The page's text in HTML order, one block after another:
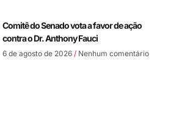
Comitê do Senado vota a favor de ação
contra o Dr. Anthony Fauci
6 de agosto de 2026 Nenhum comentário